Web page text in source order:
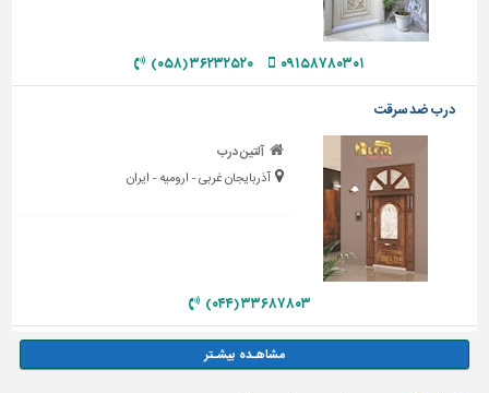
۰۹۱۵۸۷۸۰۳۰۱ ۳۶۲۳۲۵۲۰ (۰۵۸)
درب ضد سرقت
آلتین درب
آذربایجان غربی - ارومیه - ایران
۳۳۶۸۷۸۰۳ (۰۴۴)